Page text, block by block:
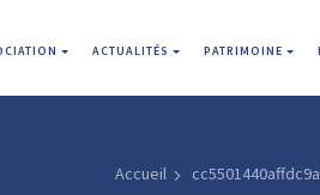
ACTUALITÉS PATRIMOINE
Accueil cc5501440affdc9a